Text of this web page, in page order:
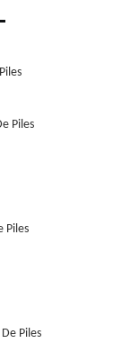
Piles
Piles
Piles